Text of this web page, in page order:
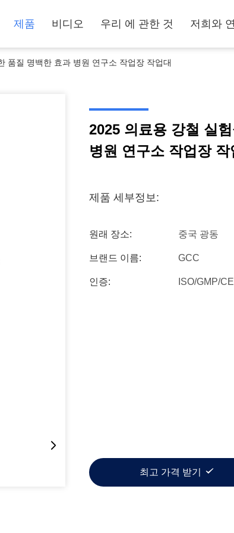
제품 비디오 우리 에 관한 것 저희와
품질 명백한 효과 병원 연구소 작업장 작업대
2025 의료용 강철 실
병원 연구소 작업장 작
제품 세부정보:
원래 장소: 중국 광동
브랜드 이름: GCC
인증: ISO/GMP/CE
최고 가격 받기